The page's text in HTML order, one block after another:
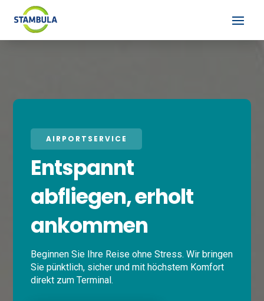
AIRPORTSERVICE
Entspannt
abfliegen, erholt
ankommen
Beginnen Sie Ihre Reise ohne Stress. Wir bringen
Sie pünktlich, sicher und mit höchstem Komfort
direkt zum Terminal.